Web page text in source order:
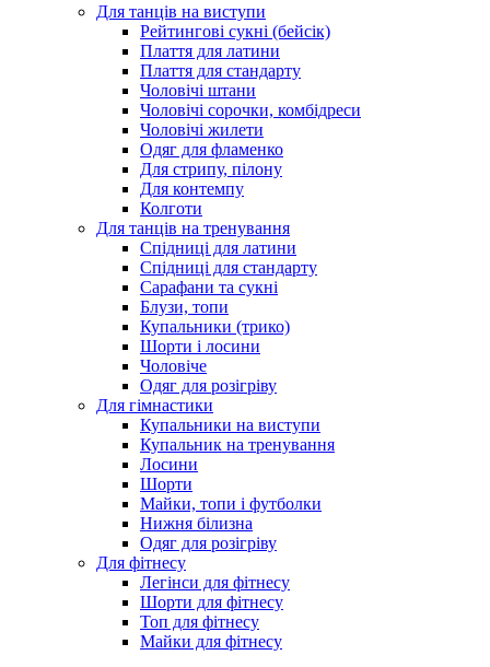
Для танців на виступи
Рейтингові сукні (бейсік)
Плаття для латини
Плаття для стандарту
Чоловічі штани
Чоловічі сорочки, комбідреси
Чоловічі жилети
Одяг для фламенко
Для стрипу, пілону
Для контемпу
Колготи
Для танців на тренування
Спідниці для латини
Спідниці для стандарту
Сарафани та сукні
Блузи, топи
Купальники (трико)
Шорти і лосини
Чоловіче
Одяг для розігріву
Для гімнастики
Купальники на виступи
Купальник на тренування
Лосини
Шорти
Майки, топи і футболки
Нижня білизна
Одяг для розігріву
Для фітнесу
Легінси для фітнесу
Шорти для фітнесу
Топ для фітнесу
Майки для фітнесу